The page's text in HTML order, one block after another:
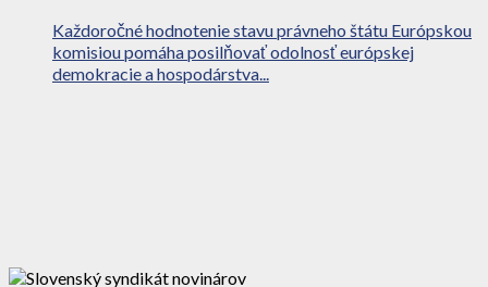
Každoročné hodnotenie stavu právneho štátu Európskou
komisiou pomáha posilňovať odolnosť európskej
demokracie a hospodárstva...